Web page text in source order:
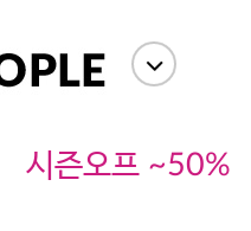
시즌오프 ~50%